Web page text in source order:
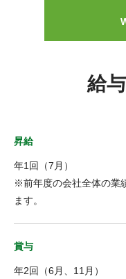
給
昇給
年1回（7月）
※前年度の会社全体の業
ます。
賞与
年2回（6月、11月）